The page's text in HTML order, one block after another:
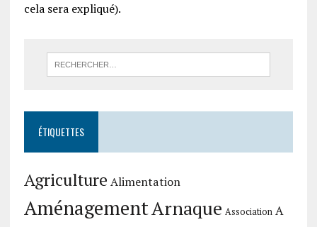
cela sera expliqué).
ÉTIQUETTES
Agriculture Alimentation
AménagementArnaque Association A